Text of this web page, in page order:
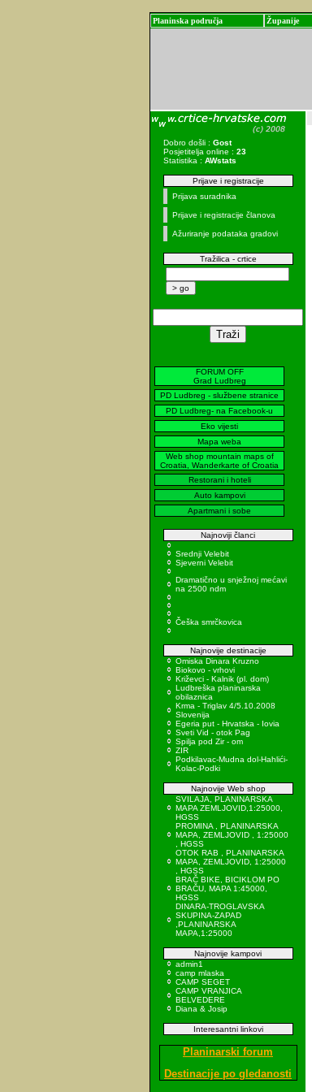
Planinska područja Županije
Dobro došli : Gost
Posjetitelja online : 23
Statistika : AWstats
Prijave i registracije
Prijava suradnika
Prijave i registracije članova
Ažuriranje podataka gradovi
Tražilica - crtice
FORUM OFF
Grad Ludbreg
PD Ludbreg - službene stranice
PD Ludbreg- na Facebook-u
Eko vijesti
Mapa weba
Web shop mountain maps of
Croatia, Wanderkarte of Croatia
Restorani i hoteli
Auto kampovi
Apartmani i sobe
Najnoviji članci
Srednji Velebit
Sjeverni Velebit
Dramatično u snježnoj mećavi
na 2500 ndm
Češka smrčkovica
Najnovije destinacije
Omiska Dinara Kruzno
Biokovo - vrhovi
Križevci - Kalnik (pl. dom)
Ludbreška planinarska
obilaznica
Krma - Triglav 4/5.10.2008
Slovenija
Egeria put - Hrvatska - Iovia
Sveti Vid - otok Pag
Spilja pod Zir - om
ZIR
Podkilavac-Mudna dol-Hahlići-
Kolac-Podki
Najnovije Web shop
SVILAJA, PLANINARSKA
MAPA ZEMLJOVID,1:25000,
HGSS
PROMINA , PLANINARSKA
MAPA, ZEMLJOVID , 1:25000
, HGSS
OTOK RAB , PLANINARSKA
MAPA, ZEMLJOVID, 1:25000
, HGSS
BRAČ BIKE, BICIKLOM PO
BRAČU, MAPA 1:45000,
HGSS
DINARA-TROGLAVSKA
SKUPINA-ZAPAD
,PLANINARSKA
MAPA,1:25000
Najnovije kampovi
admin1
camp mlaska
CAMP SEGET
CAMP VRANJICA
BELVEDERE
Diana & Josip
Interesantni linkovi
Planinarski forum
Destinacije po gledanosti